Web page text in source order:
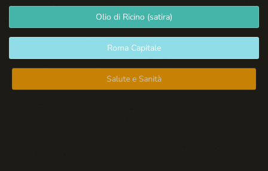
Olio di Ricino (satira)
Roma Capitale
Salute e Sanità